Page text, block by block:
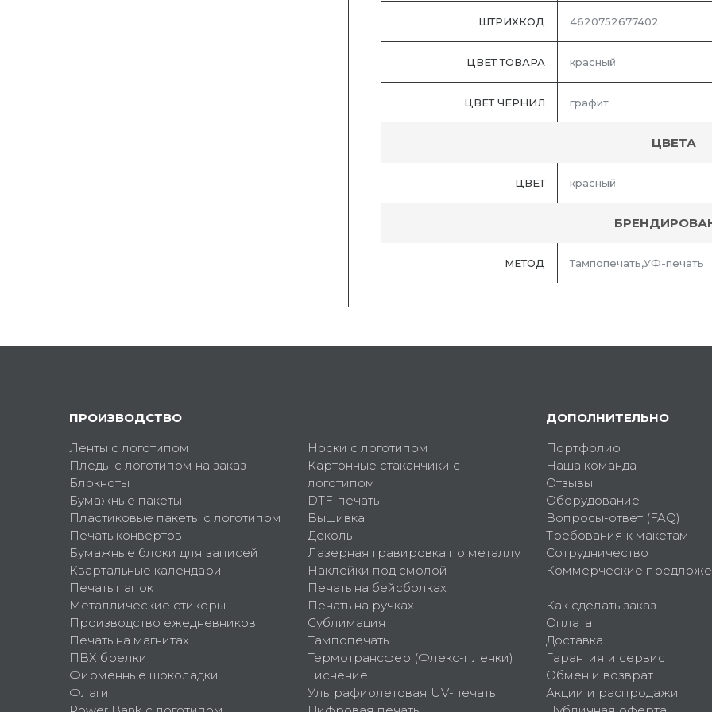
ШТРИХКОД 4620752677402
ЦВЕТ ТОВАРА красный
ЦВЕТ ЧЕРНИЛ графит
ЦВЕТА
ЦВЕТ красный
МЕТОД Тампопечать,УФ-печать
ПРОИЗВОДСТВО
Ленты с логотипом
Пледы с логотипом на заказ
Блокноты
Бумажные пакеты
Пластиковые пакеты с логотипом
Печать конвертов
Бумажные блоки для записей
Квартальные календари
Печать папок
Металлические стикеры
Производство ежедневников
Печать на магнитах
ПВХ брелки
Фирменные шоколадки
Флаги
Носки с логотипом
Картонные стаканчики с
логотипом
DTF-печать
Вышивка
Деколь
Лазерная гравировка по металлу
Наклейки под смолой
Печать на бейсболках
Печать на ручках
Сублимация
Тампопечать
Термотрансфер (Флекс-пленки)
Тиснение
Ультрафиолетовая UV-печать
ДОПОЛНИТЕЛЬНО
Портфолио
Наша команда
Отзывы
Оборудование
Вопросы-ответ (FAQ)
Требования к макетам
Сотрудничество
Коммерческие
Как сделать заказ
Оплата
Доставка
Гарантия и сервис
Обмен и возврат
Акции и распродажи